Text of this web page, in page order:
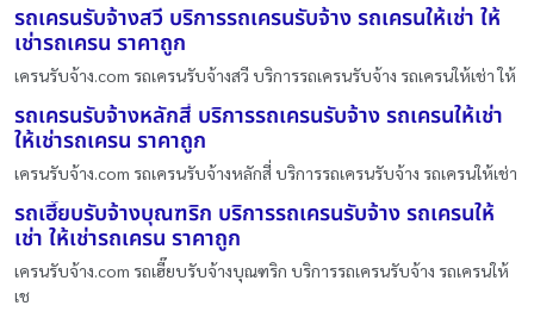
รถเครนรับจ้างสวี บริการรถเครนรับจ้าง รถเครนให้เช่า ให้
เช่ารถเครน ราคาถูก
เครนรับจ้าง.com รถเครนรับจ้างสวี บริการรถเครนรับจ้าง รถเครนให้เช่า ให้
รถเครนรับจ้างหลักสี่ บริการรถเครนรับจ้าง รถเครนให้เช่า
ให้เช่ารถเครน ราคาถูก
เครนรับจ้าง.com รถเครนรับจ้างหลักสี่ บริการรถเครนรับจ้าง รถเครนให้เช่า
รถเฮี๊ยบรับจ้างบุณฑริก บริการรถเครนรับจ้าง รถเครนให้
เช่า ให้เช่ารถเครน ราคาถูก
เครนรับจ้าง.com รถเฮี๊ยบรับจ้างบุณฑริก บริการรถเครนรับจ้าง รถเครนให้
เช